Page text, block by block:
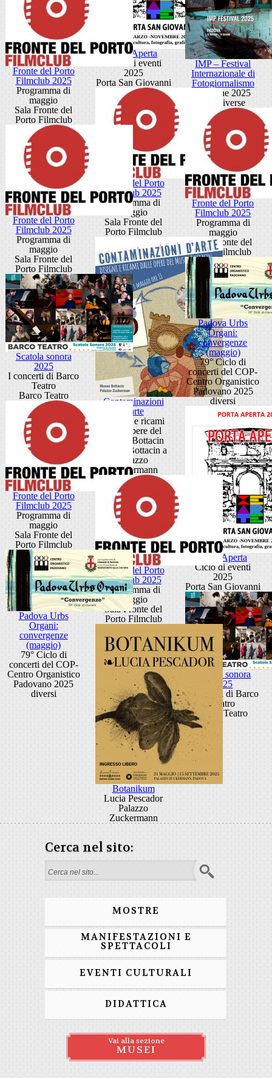
Porta Aperta
Ciclo di eventi
2025
Porta San Giovanni
Fronte del Porto
Filmclub 2025
Programma di
maggio
Sala Fronte del
Porto Filmclub
IMP – Festival
Internazionale di
Fotogiornalismo
Edizione 2025
sedi diverse
Fronte del Porto
Filmclub 2025
Programma di
maggio
Sala Fronte del
Porto Filmclub
Fronte del Porto
Filmclub 2025
Programma di
maggio
Sala Fronte del
Porto Filmclub
Fronte del Porto
Filmclub 2025
Programma di
maggio
Sala Fronte del
Porto Filmclub
Contaminazioni
d'arte
Disegni e ricami
dalle opere del
Museo Bottacin
Museo Bottacin a
Palazzo
Zuckermann
Padova Urbs
Organi:
convergenze
(maggio)
79° Ciclo di
concerti del COP-
Centro Organistico
Padovano 2025
diversi
Scatola sonora
2025
I concerti di Barco
Teatro
Barco Teatro
Fronte del Porto
Filmclub 2025
Programma di
maggio
Sala Fronte del
Porto Filmclub
Porta Aperta
Ciclo di eventi
2025
Porta San Giovanni
Fronte del Porto
Filmclub 2025
Programma di
maggio
Sala Fronte del
Porto Filmclub
Padova Urbs
Organi:
convergenze
(maggio)
79° Ciclo di
concerti del COP-
Centro Organistico
Padovano 2025
diversi
Scatola sonora
2025
I concerti di Barco
Teatro
Barco Teatro
Botanikum
Lucia Pescador
Palazzo
Zuckermann
Cerca nel sito:
Form di ricerca
MOSTRE
MANIFESTAZIONI E
SPETTACOLI
EVENTI CULTURALI
DIDATTICA
Vai alla sezione
MUSEI